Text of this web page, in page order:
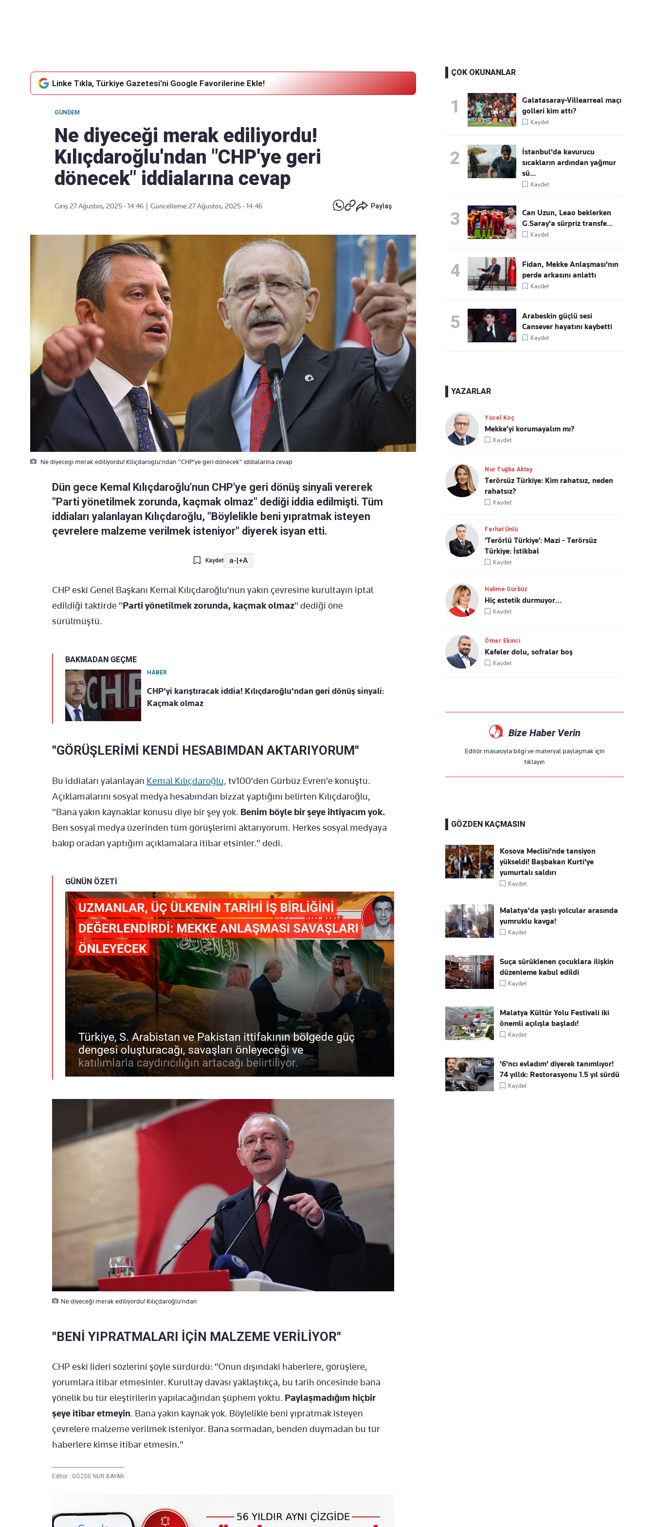
Linke Tıkla, Türkiye Gazetesi'ni Google Favorilerine Ekle!
GÜNDEM
Ne diyeceği merak ediliyordu!
Kılıçdaroğlu'ndan "CHP'ye geri
dönecek" iddialarına cevap
Giriş:27 Ağustos, 2025 - 14:46 Güncelleme:27 Ağustos, 2025 - 14:46 Paylaş
Ne diyecegi merak ediliyordu! Kiliçdaroglu'ndan "CHP'ye geri dönecek" iddialarina cevap
Dün gece Kemal Kılıçdaroğlu'nun CHP'ye geri dönüş sinyali vererek
"Parti yönetilmek zorunda, kaçmak olmaz" dediği iddia edilmişti. Tüm
iddiaları yalanlayan Kılıçdaroğlu, "Böylelikle beni yıpratmak isteyen
çevrelere malzeme verilmek isteniyor" diyerek isyan etti.
Kaydet a-|+A
CHP eski Genel Başkanı Kemal Kılıçdaroğlu'nun yakın çevresine kurultayın iptal
edildiği taktirde "Parti yönetilmek zorunda, kaçmak olmaz" dediği öne
sürülmüştü.
BAKMADAN GEÇME
HABER
CHP'yi karıştıracak iddia! Kılıçdaroğlu'ndan geri dönüş sinyali:
Kaçmak olmaz
"GÖRÜŞLERİMİ KENDİ HESABIMDAN AKTARIYORUM"
Bu iddiaları yalanlayan Kemal Kılıçdaroğlu, tv100'den Gürbüz Evren'e konuştu.
Açıklamalarını sosyal medya hesabından bizzat yaptığını belirten Kılıçdaroğlu,
"Bana yakın kaynaklar konusu diye bir şey yok. Benim böyle bir şeye ihtiyacım yok.
Ben sosyal medya üzerinden tüm görüşlerimi aktarıyorum. Herkes sosyal medyaya
bakıp oradan yaptığım açıklamalara itibar etsinler." dedi.
GÜNÜN ÖZETİ
Ne diyeceği merak ediliyordu! Kılıçdaroğlu'ndan
"BENİ YIPRATMALARI İÇİN MALZEME VERİLİYOR"
CHP eski lideri sözlerini şöyle sürdürdü: "Onun dışındaki haberlere, görüşlere,
yorumlara itibar etmesinler. Kurultay davası yaklaştıkça, bu tarih öncesinde bana
yönelik bu tür eleştirilerin yapılacağından şüphem yoktu. Paylaşmadığım hiçbir
şeye itibar etmeyin. Bana yakın kaynak yok. Böylelikle beni yıpratmak isteyen
çevrelere malzeme verilmek isteniyor. Bana sormadan, benden duymadan bu tür
haberlere kimse itibar etmesin."
Editör : GÖZDE NUR BAYAR
ÇOK OKUNANLAR
1
Galatasaray-Villearreal maçı
golleri kim attı?
Kaydet
2
İstanbul'da kavurucu
sıcakların ardından yağmur
sü...
Kaydet
3
Can Uzun, Leao beklerken
G.Saray'a sürpriz transfe...
Kaydet
4
Fidan, Mekke Anlaşması'nın
perde arkasını anlattı
Kaydet
5
Arabeskin güçlü sesi
Cansever hayatını kaybetti
Kaydet
YAZARLAR
Yücel Koç
Mekke’yi korumayalım mı?
Kaydet
Nur Tuğba Aktay
Terörsüz Türkiye: Kim rahatsız, neden
rahatsız?
Kaydet
Ferhat Ünlü
‘Terörlü Türkiye’: Mazi - Terörsüz
Türkiye: İstikbal
Kaydet
Halime Gürbüz
Hiç estetik durmuyor…
Kaydet
Ömer Ekinci
Kafeler dolu, sofralar boş
Kaydet
Bize Haber Verin
Editör masasıyla bilgi ve materyal paylaşmak için
tıklayın
GÖZDEN KAÇMASIN
Kosova Meclisi'nde tansiyon
yükseldi! Başbakan Kurti'ye
yumurtalı saldırı
Kaydet
Malatya'da yaşlı yolcular arasında
yumruklu kavga!
Kaydet
Suça sürüklenen çocuklara ilişkin
düzenleme kabul edildi
Kaydet
Malatya Kültür Yolu Festivali iki
önemli açılışla başladı!
Kaydet
'6'ncı evladım' diyerek tanımlıyor!
74 yıllık: Restorasyonu 1.5 yıl sürdü
Kaydet